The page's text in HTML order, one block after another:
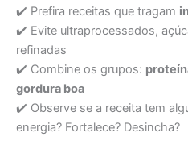
✔️ Prefira receitas que tragam
✔️ Evite ultraprocessados,
refinadas
✔️ Combine os grupos:
gordura boa
✔️ Observe se a receita tem
energia? Fortalece? Desincha?